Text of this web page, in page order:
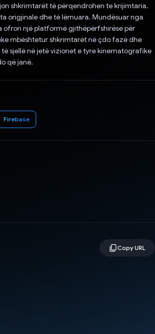
shkrimtarët të përqendrohen te krijimtaria,
origjinale dhe të lëmuara. Mundësuar nga
ofron një platformë gjithëpërfshirëse për
mbështetur shkrimtarët në çdo fazë dhe
sjellë në jetë vizionet e tyre kinematografike
që janë.
Firebase